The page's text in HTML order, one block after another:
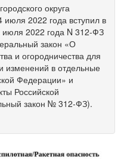
округа
2022 года вступил в
июля 2022 года N 312-ФЗ
закон «О
и огородничества для
изменений в отдельные
Федерации» и
Российской
закон № 312-ФЗ).